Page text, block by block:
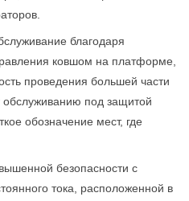
благодаря
ковшом на платформе,
проведения большей части
обслуживанию под защитой
обозначение мест, где
безопасности с
тока, расположенной в